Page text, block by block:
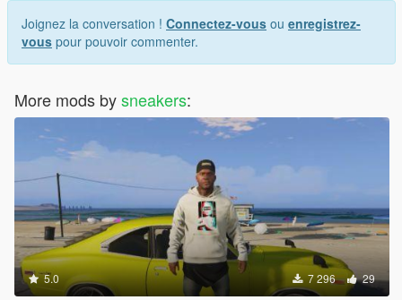
Joignez la conversation ! Connectez-vous ou enregistrez-
vous pour pouvoir commenter.
More mods bysneakers:
5.0 7 296 29